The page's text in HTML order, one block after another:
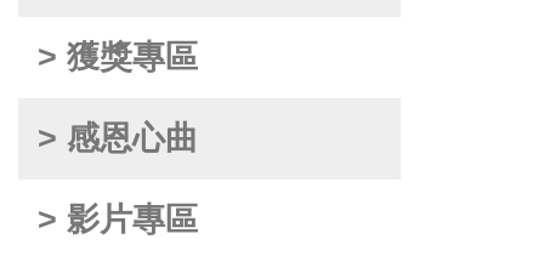
> 獲獎專區
> 感恩心曲
> 影片專區